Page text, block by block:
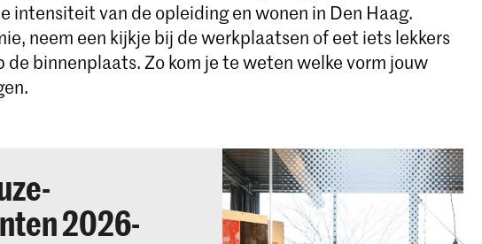
intensiteit van de opleiding en wonen in Den Haag.
neem een ​​kijkje bij de werkplaatsen of eet iets lekkers
de binnenplaats. Zo kom je te weten welke vorm jouw
2026-